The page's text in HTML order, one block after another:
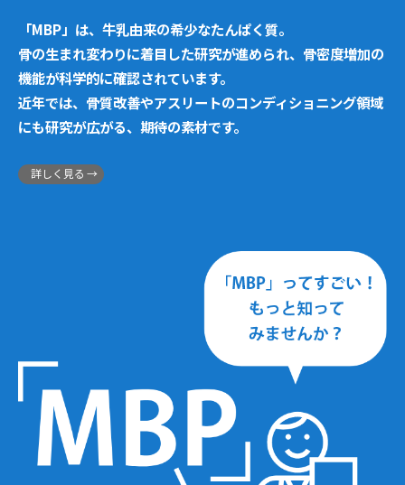
「MBP」は、牛乳由来の希少なたんぱく質。
骨の生まれ変わりに着目した研究が進められ、骨密度増加の
機能が科学的に確認されています。
近年では、骨質改善やアスリートのコンディショニング領域
にも研究が広がる、期待の素材です。
詳しく見る